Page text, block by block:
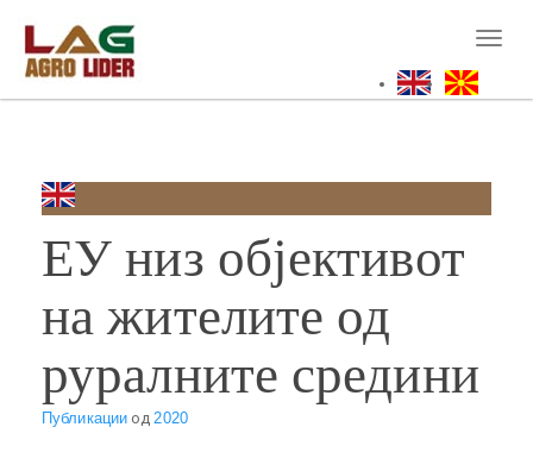
main
content
ЕУ низ објективот
на жителите од
руралните средини
Публикации од 2020